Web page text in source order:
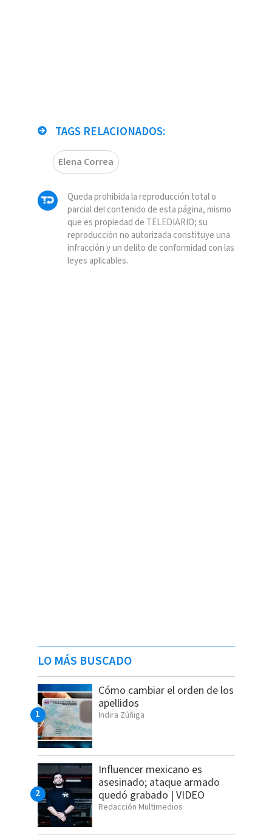
TAGS RELACIONADOS:
Elena Correa
Queda prohibida la reproducción total o
parcial del contenido de esta página, mismo
que es propiedad de TELEDIARIO; su
reproducción no autorizada constituye una
infracción y un delito de conformidad con las
leyes aplicables.
LO MÁS BUSCADO
Cómo cambiar el orden de los
apellidos
Indira Zúñiga
Influencer mexicano es
asesinado; ataque armado
quedó grabado | VIDEO
Redacción Multimedios